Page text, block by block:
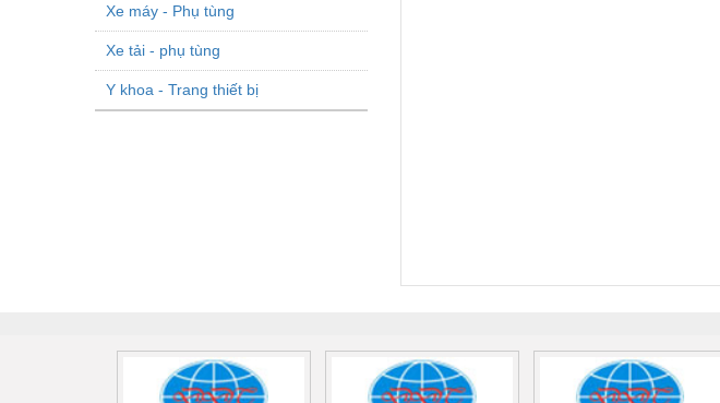
Xe máy - Phụ tùng
Xe tải - phụ tùng
Y khoa - Trang thiết bị